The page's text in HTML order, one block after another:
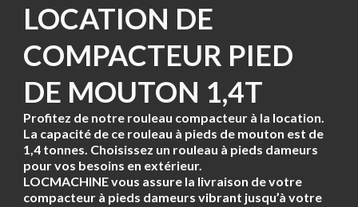
LOCATION DE
COMPACTEUR PIED
DE MOUTON 1,4T
Profitez de notre rouleau compacteur à la location.
La capacité de ce rouleau à pieds de mouton est de
1,4 tonnes. Choisissez un rouleau à pieds dameurs
pour vos besoins en extérieur.
LOCMACHINE vous assure la livraison de votre
compacteur à pieds dameurs vibrant jusqu’à votre